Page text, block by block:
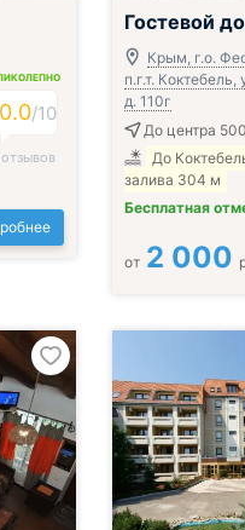
/10
Завтрак включён
Гостевой
Крым, г.о.
п.г.т. Коктебель,
д. 110г
До центра
До
залива 304 м
Бесплатная
от 2 000